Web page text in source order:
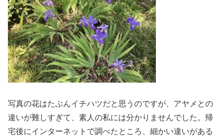
写真の花はたぶんイチハツだと思うのですが、アヤメとの
違いが難しすぎて、素人の私には分かりませんでした。帰
宅後にインターネットで調べたところ、細かい違いがある